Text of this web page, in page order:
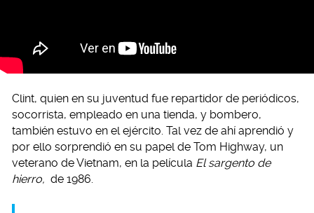
Clint, quien en su juventud fue repartidor de periódicos,
socorrista, empleado en una tienda, y bombero,
también estuvo en el ejército. Tal vez de ahí aprendió y
por ello sorprendió en su papel de Tom Highway, un
veterano de Vietnam, en la película El sargento de
hierro, de 1986.